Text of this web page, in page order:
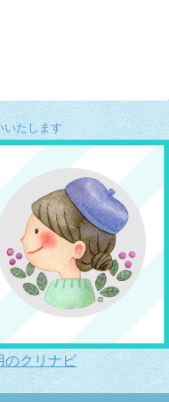
いたします
のクリナビ